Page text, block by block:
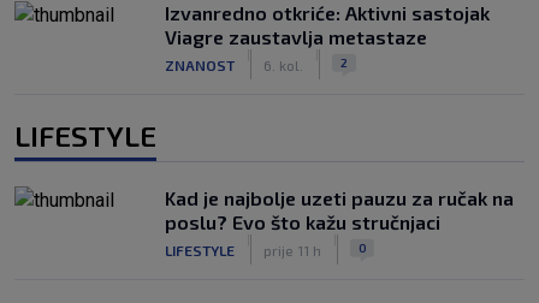
Izvanredno otkriće: Aktivni sastojak
Viagre zaustavlja metastaze
ZNANOST 6. kol. 2
LIFESTYLE
Kad je najbolje uzeti pauzu za ručak na
poslu? Evo što kažu stručnjaci
LIFESTYLE prije 11 h 0